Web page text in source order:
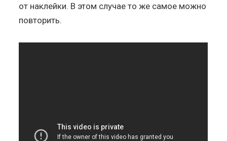
от наклейки. В этом случае то же самое можно
повторить.